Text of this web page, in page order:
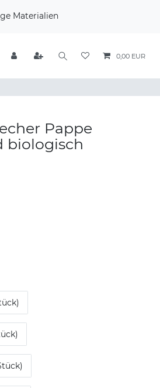
Materialien
0,00 EUR
Pappe
biologisch